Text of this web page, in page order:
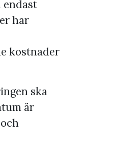
endast
har
kostnader
ska
är